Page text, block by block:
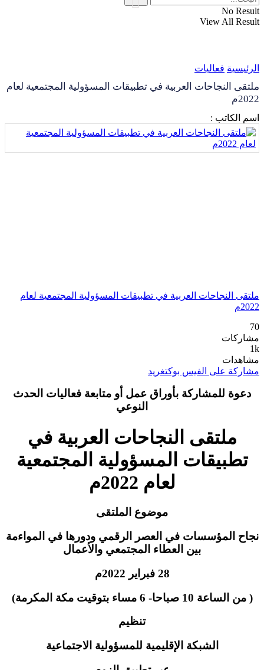
No Result
View All Result
الرئيسية فعاليات
ملتقى النجاحات العربية في تطبيقات المسؤولية المجتمعية لعام
2022م
اسم الكاتب :
ملتقى النجاحات العربية في تطبيقات المسؤولية المجتمعية لعام
2022م
70
مشاركات
1k
مشاهدات
مشاركة على الفيس بوكتغريد
دعوة للمشاركة بأوراق عمل أو متابعة فعاليات الحدث
النوعي
ملتقى النجاحات العربية في
تطبيقات المسؤولية المجتمعية
لعام 2022م
موضوع الملتقى
نجاح المؤسسات في العصر الرقمي ودورها في المواءمة
بين العطاء المجتمعي والأعمال
28 فبراير 2022م
( من الساعة 10 صباحا- 6 مساء بتوقيت مكة المكرمة)
تنظيم
الشبكة الإقليمية للمسؤولية الاجتماعية